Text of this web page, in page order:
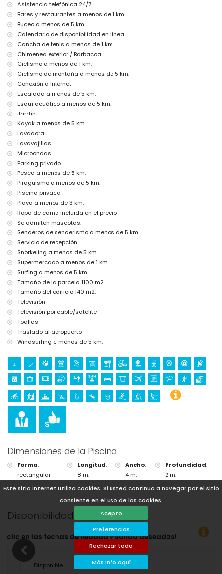
Este sitio internet utiliza cookies. Si usted continua a navegar por el sitio
consiente en el uso de las cookies.
Acepto
Preferencias
Rechazar todo
Más info aquí
Instalaciones y servicios incluidos en el precio del alquiler de esta
casa de vacaciones
plancha y tabla de planchar
ropa de cama y toallas
servicio de recepción y servicio de emergencia 24 horas
aire acondicionado
Instalaciones y servicios con coste adicional
servicio de aeropuerto
cama adicional y camas/cunas para niños (bajo demanda)
Entretenimiento y actividades de ocio para sus vacaciones en
Jávea, Costa Blanca
cine, teatro, discoteca, bar, paseo marítimo (El Arenal y Jávea) (a
menos de 5 kilómetros de la casa)
Lugares de interés y cultura en Jávea, Costa Blanca
museo (Pueblo Histórico, Jávea), iglesia (San Bartolomé, Jávea), ruina
(Pueblo Histórico, Jávea), monumento (Pueblo Histórico, Jávea),
edificio arquitectónico (Pueblo Histórico, Jávea), lugar histórico
(Pueblo Histórico y Jávea) (a menos de 5 kilómetros del alojamiento)
castillo (Portal de la Vila y Denia) (a menos de 25 kilómetros del
alojamiento)
Deportes
tenis y ciclismo (a menos de 1000 metros del alojamiento)
senderismo, ciclismo de montaña, escalada, piragüismo, kayak,
pesca, buceo, snorkel, surf, windsurf y esquí acuático (a menos de 5
kilómetros del alojamiento)
golf (Club de Golf Jávea) y equitación (a menos de 10 kilómetros del
alojamiento)
Asistencia telefónica 24/7
Bares y restaurantes a menos de 1 km.
Buceo a menos de 5 km.
Calendario de disponibilidad en línea
Cancha de tenis a menos de 1 km.
Chimenea exterior / Barbacoa
Ciclismo a menos de 1 km.
Ciclismo de montaña a menos de 5 km.
Conexión a Internet
Escalada a menos de 5 km.
Esquí acuático a menos de 5 km.
Jardín
Kayak a menos de 5 km.
Lavadora
Lavavajillas
Microondas
Parking privado
Pesca a menos de 5 km.
Piragüismo a menos de 5 km.
Piscina privada
Playa a menos de 3 km.
Ropa de cama incluida en el precio
Se admiten mascotas.
Senderos de senderismo a menos de 5 km.
Servicio de recepción
Snorkeling a menos de 5 km.
Supermercado a menos de 1 km.
Surfing a menos de 5 km.
Tamaño de la parcela 1100 m2.
Tamaño del edificio 140 m2.
Televisión
Televisión por cable/satélite
Toallas
Traslado al aeropuerto
Windsurfing a menos de 5 km.
Dimensiones de la Piscina
Forma:
rectangular
Longitud:
8 m.
Ancho:
4 m.
Profundidad:
2 m.
Disponibilidad
Disponible